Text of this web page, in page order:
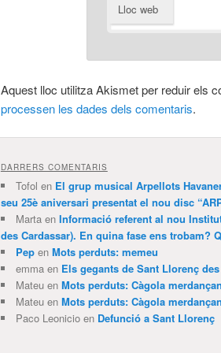
Lloc web
Aquest lloc utilitza Akismet per reduir els
processen les dades dels comentaris.
DARRERS COMENTARIS
Tofol en El grup musical Arpellots
seu 25è aniversari presentat el nou disc
Martaen Informació referent al nou
des Cardassar). En quina fase ens trobam?
Pepen Mots perduts: memeu
emmaen Els gegants de Sant Llorenç
Mateuen Mots perduts: Càgola
Mateuen Mots perduts: Càgola
Paco Leonicioen Defunció a Sant Llorenç